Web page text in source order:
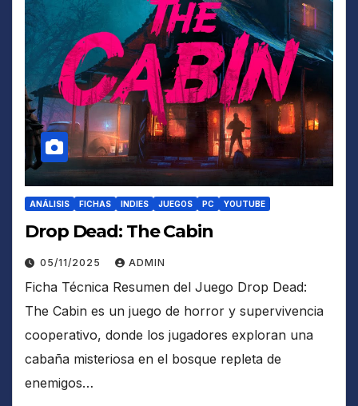
ANÁLISIS FICHAS INDIES JUEGOS PC YOUTUBE
Drop Dead: The Cabin
05/11/2025 ADMIN
Ficha Técnica Resumen del Juego Drop Dead:
The Cabin es un juego de horror y supervivencia
cooperativo, donde los jugadores exploran una
cabaña misteriosa en el bosque repleta de
enemigos…